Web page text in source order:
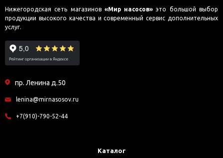
Нижегородская сеть магазинов «Мир насосов» это большой выбор
продукции высокого качества и современный сервис дополнительных
услуг.
пр. Ленина д.50
lenina@mirnasosov.ru
+7(910)-790-52-44
Каталог